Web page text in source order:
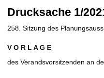
Drucksache 1/
258. Sitzung des
V O R L A G E
des Verandsvorsitzenden an